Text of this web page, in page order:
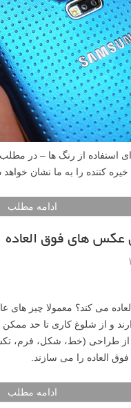
کننده را به ما نشان خواهد
ادامه مطلب
می کند؟ معمولا چیز های
و از شلوغ کاری تا حد
از طراحی (خط، شکل، فرم،
العاده را می سازند.
ادامه مطلب